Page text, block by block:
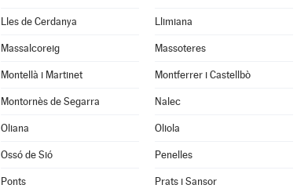
Lles de Cerdanya Llimiana
Massalcoreig Massoteres
Montellà i Martinet Montferrer i Castellbò
Montornès de Segarra Nalec
Oliana Oliola
Ossó de Sió Penelles
Ponts Prats i Sansor